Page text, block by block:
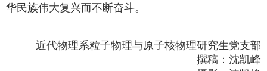
华民族伟大复兴而不断奋斗。
近代物理系粒子物理与原子核物理研究生党支部
撰稿：沈凯峰